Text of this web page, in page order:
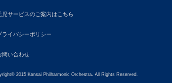
児サービスのご案内はこちら
ライバシーポリシー
問い合わせ
2015 Kansai Philharmonic Orchestra. All Rights Reserved.